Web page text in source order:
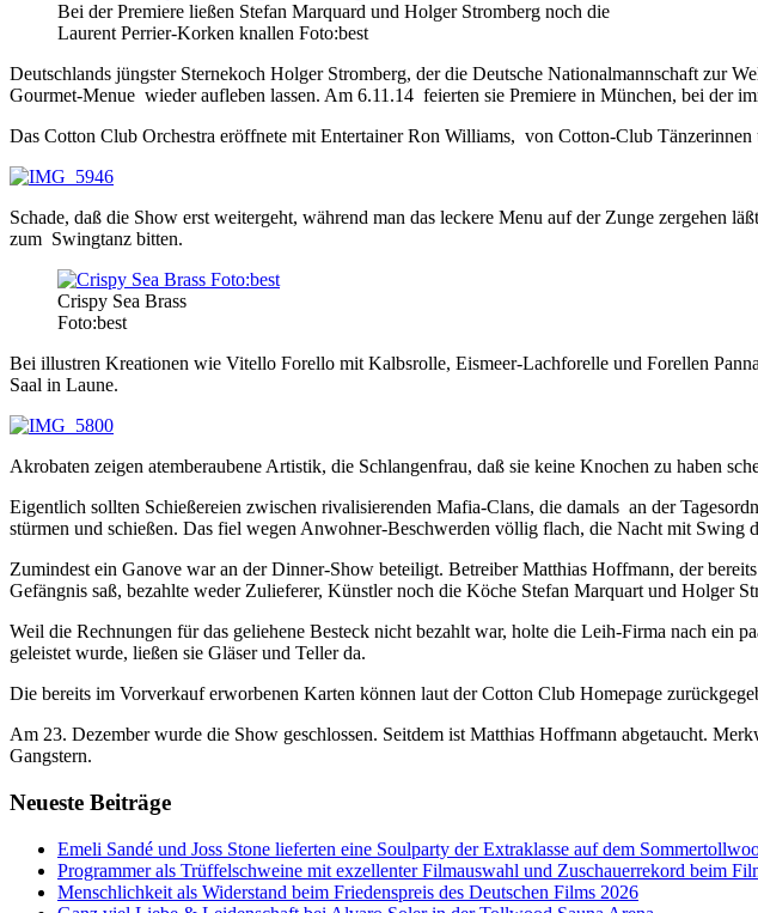
Bei der Premiere ließen Stefan Marquard und Holger Stromberg noch die
Laurent Perrier-Korken knallen Foto:best
Deutschlands jüngster Sternekoch Holger Stromberg, der die Deutsche Nationalmannschaft zur
Gourmet-Menue wieder aufleben lassen. Am 6.11.14 feierten sie Premiere in München, bei der
Das Cotton Club Orchestra eröffnete mit Entertainer Ron Williams, von Cotton-Club
Schade, daß die Show erst weitergeht, während man das leckere Menu auf der Zunge zergehen
zum Swingtanz bitten.
Crispy Sea Brass
Foto:best
Bei illustren Kreationen wie Vitello Forello mit Kalbsrolle, Eismeer-Lachforelle und Forellen
Saal in Laune.
Akrobaten zeigen atemberaubene Artistik, die Schlangenfrau, daß sie keine Knochen zu haben
Eigentlich sollten Schießereien zwischen rivalisierenden Mafia-Clans, die damals an der
stürmen und schießen. Das fiel wegen Anwohner-Beschwerden völlig flach, die Nacht mit Swing
Zumindest ein Ganove war an der Dinner-Show beteiligt. Betreiber Matthias Hoffmann, der
Gefängnis saß, bezahlte weder Zulieferer, Künstler noch die Köche Stefan Marquart und Holger
Weil die Rechnungen für das geliehene Besteck nicht bezahlt war, holte die Leih-Firma nach
geleistet wurde, ließen sie Gläser und Teller da.
Die bereits im Vorverkauf erworbenen Karten können laut der Cotton Club Homepage
Am 23. Dezember wurde die Show geschlossen. Seitdem ist Matthias Hoffmann abgetaucht.
Gangstern.
Neueste Beiträge
Emeli Sandé und Joss Stone lieferten eine Soulparty der Extraklasse auf dem
Programmer als Trüffelschweine mit exzellenter Filmauswahl und Zuschauerrekord beim
Menschlichkeit als Widerstand beim Friedenspreis des Deutschen Films 2026